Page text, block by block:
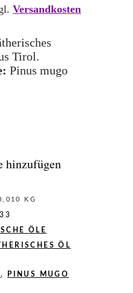
Versandkosten
Tirol.
Pinus mugo
hinzufügen
KG
ÖLE
ÖL
,
PINUS MUGO